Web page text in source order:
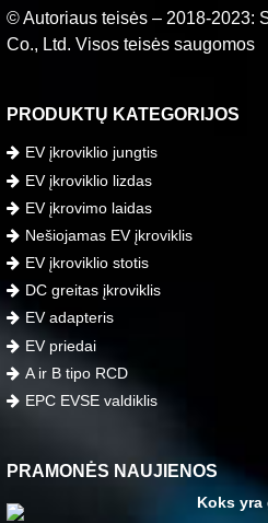
© Autoriaus teisės – 2018-2023:
Co., Ltd. Visos teisės saugomos
PRODUKTŲ KATEGORIJOS
EV įkroviklio jungtis
EV įkroviklio lizdas
EV įkrovimo laidas
Nešiojamas EV įkroviklis
EV įkroviklio stotis
DC greitas įkroviklis
EV adapteris
EV priedai
A ir B tipo RCD
EPC EVSE valdiklis
PRAMONĖS NAUJIENOS
Koks